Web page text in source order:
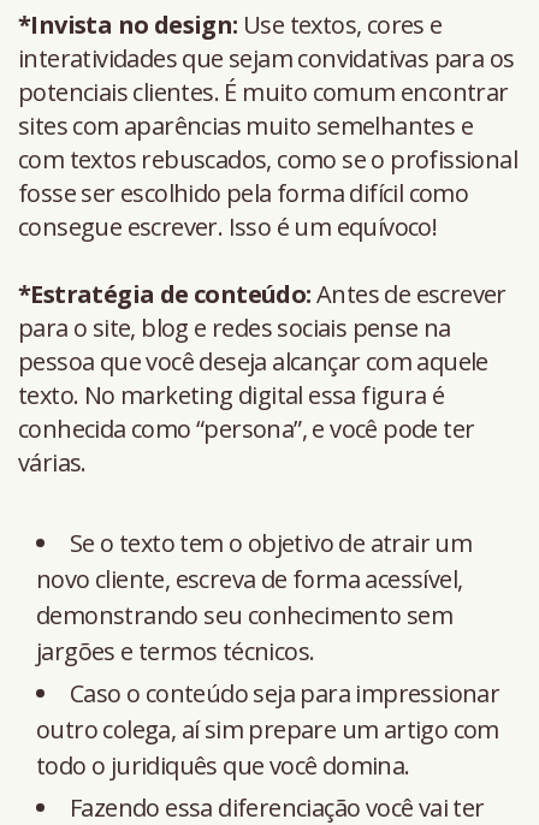
*Invista no design: Use textos, cores e
interatividades que sejam convidativas para os
potenciais clientes. É muito comum encontrar
sites com aparências muito semelhantes e
com textos rebuscados, como se o profissional
fosse ser escolhido pela forma difícil como
consegue escrever. Isso é um equívoco!
*Estratégia de conteúdo:Antes de escrever
para o site, blog e redes sociais pense na
pessoa que você deseja alcançar com aquele
texto. No marketing digital essa figura é
conhecida como “persona”, e você pode ter
várias.
Se o texto tem o objetivo de atrair um
novo cliente, escreva de forma acessível,
demonstrando seu conhecimento sem
jargões e termos técnicos.
Caso o conteúdo seja para impressionar
outro colega, aí sim prepare um artigo com
todo o juridiquês que você domina.
Fazendo essa diferenciação você vai ter